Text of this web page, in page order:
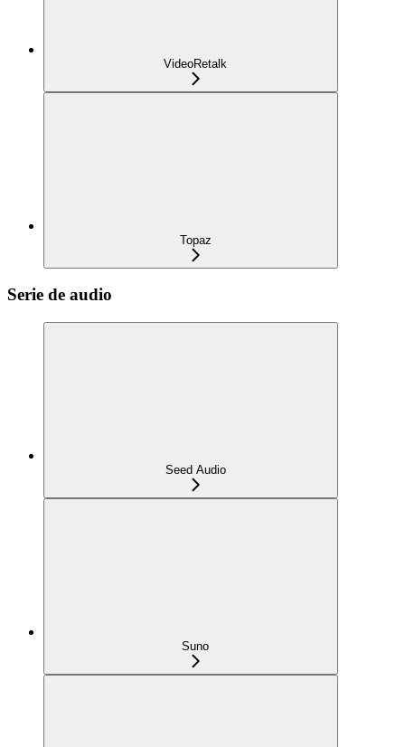
VideoRetalk
Topaz
Serie de audio
Seed Audio
Suno